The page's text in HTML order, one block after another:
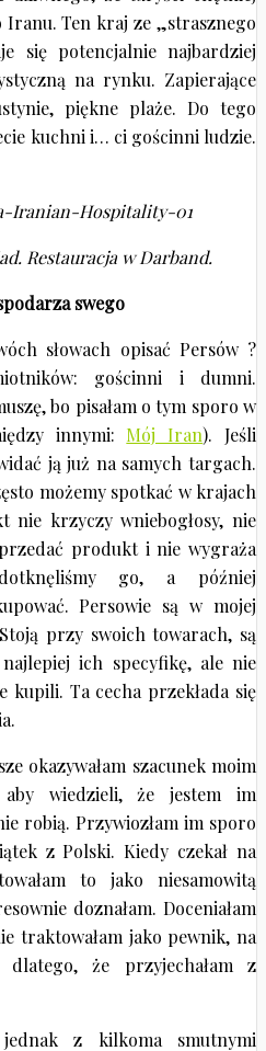
Ten kraj ze „strasznego
się potencjalnie najbardziej
na rynku. Zapierające
piękne plaże. Do tego
kuchni i… ci gościnni ludzie.
Restauracja w Darband.
za swego
słowach opisać Persów ?
gościnni i dumni.
bo pisałam o tym sporo w
innymi: Mój Iran). Jeśli
ją już na samych targach.
możemy spotkać w krajach
nie krzyczy wniebogłosy, nie
produkt i nie wygraża
go, a później
Persowie są w mojej
przy swoich towarach, są
ich specyfikę, ale nie
kupili. Ta cecha przekłada się
okazywałam szacunek moim
aby wiedzieli, że jestem im
robią. Przywiozłam im sporo
z Polski. Kiedy czekał na
to jako niesamowitą
doznałam. Doceniałam
traktowałam jako pewnik, na
że przyjechałam z
z kilkoma smutnymi